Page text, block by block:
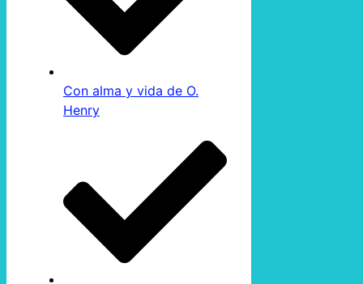
Con alma y vida de O.
Henry